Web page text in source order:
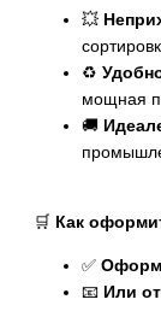
💥
♻️
мощная
🚚
🛒 Как
✅
📧 Или